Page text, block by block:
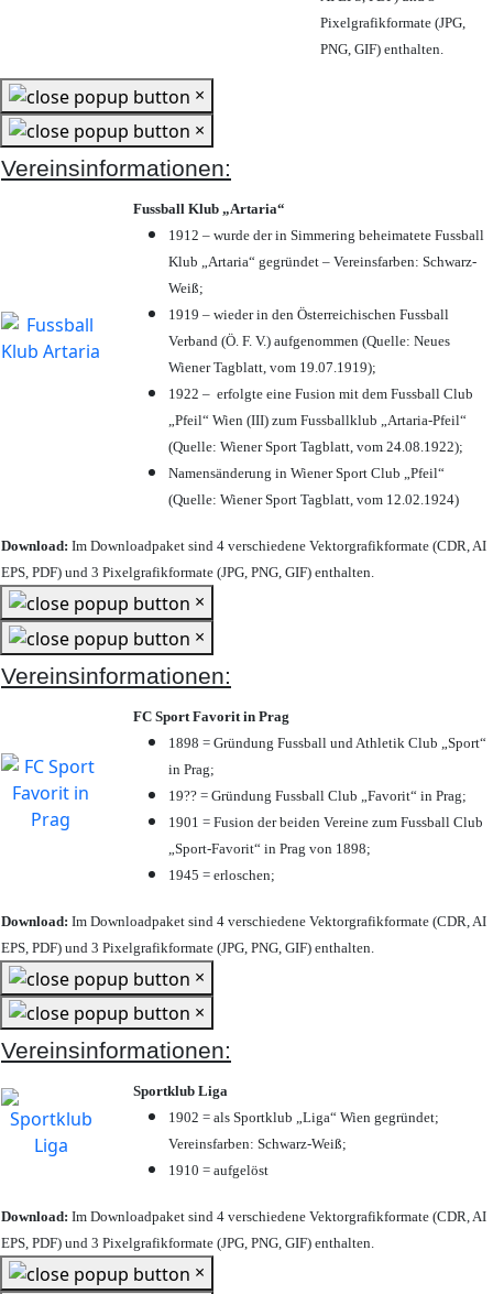
Pixelgrafikformate (JPG,
PNG, GIF) enthalten.
×
×
Vereinsinformationen:
Fussball Klub „Artaria“
1912 – wurde der in Simmering beheimatete Fussball
Klub „Artaria“ gegründet – Vereinsfarben: Schwarz-
Weiß;
1919 – wieder in den Österreichischen Fussball
Verband (Ö. F. V.) aufgenommen (Quelle: Neues
Wiener Tagblatt, vom 19.07.1919);
1922 – erfolgte eine Fusion mit dem Fussball Club
„Pfeil“ Wien (III) zum Fussballklub „Artaria-Pfeil“
(Quelle: Wiener Sport Tagblatt, vom 24.08.1922);
Namensänderung in Wiener Sport Club „Pfeil“
(Quelle: Wiener Sport Tagblatt, vom 12.02.1924)
Download: Im Downloadpaket sind 4 verschiedene Vektorgrafikformate (CDR, AI
EPS, PDF) und 3 Pixelgrafikformate (JPG, PNG, GIF) enthalten.
×
×
Vereinsinformationen:
FC Sport Favorit in Prag
1898 = Gründung Fussball und Athletik Club „Sport“
in Prag;
19?? = Gründung Fussball Club „Favorit“ in Prag;
1901 = Fusion der beiden Vereine zum Fussball Club
„Sport-Favorit“ in Prag von 1898;
1945 = erloschen;
Download: Im Downloadpaket sind 4 verschiedene Vektorgrafikformate (CDR, AI
EPS, PDF) und 3 Pixelgrafikformate (JPG, PNG, GIF) enthalten.
×
×
Vereinsinformationen:
Sportklub Liga
1902 = als Sportklub „Liga“ Wien gegründet;
Vereinsfarben: Schwarz-Weiß;
1910 = aufgelöst
Download: Im Downloadpaket sind 4 verschiedene Vektorgrafikformate (CDR, AI
EPS, PDF) und 3 Pixelgrafikformate (JPG, PNG, GIF) enthalten.
×